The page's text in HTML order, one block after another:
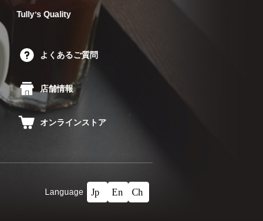
Tullyʼs Quality
よくあるご質問
店舗情報
オンラインストア
Language